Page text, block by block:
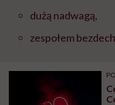
dużą nadwagą,
zespołem